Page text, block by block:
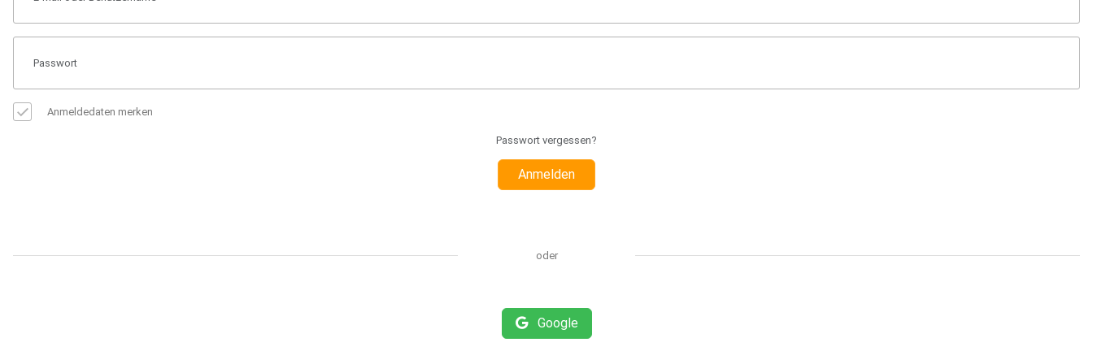
Anmeldedaten merken
Passwort vergessen?
Anmelden
oder
Google